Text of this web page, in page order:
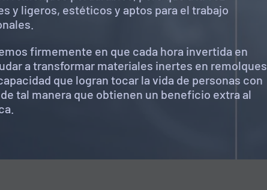
y ligeros, estéticos y aptos para el trabajo
firmemente en que cada hora invertida en
a transformar materiales inertes en remolques
que logran tocar la vida de personas con
tal manera que obtienen un beneficio extra al